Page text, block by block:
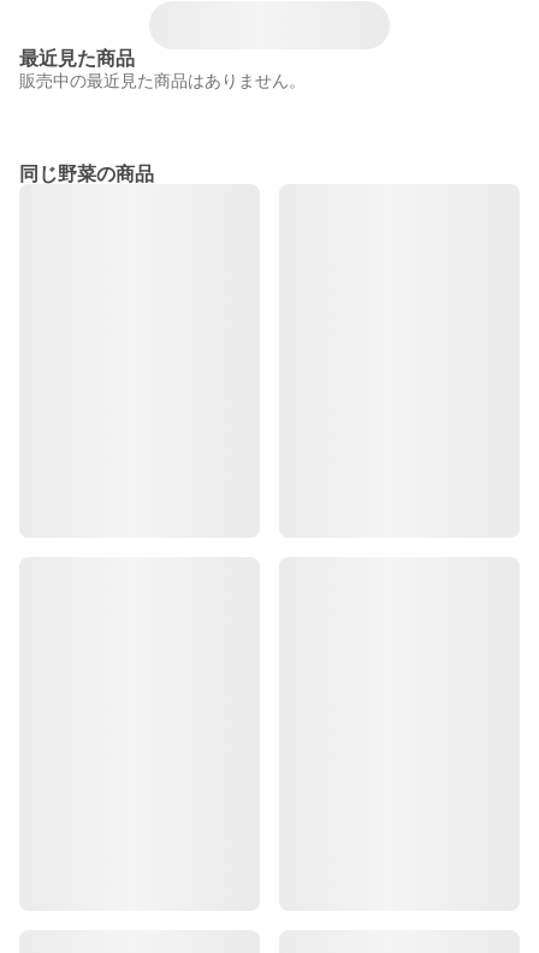
最近見た商品
販売中の最近見た商品はありません。
同じ野菜の商品